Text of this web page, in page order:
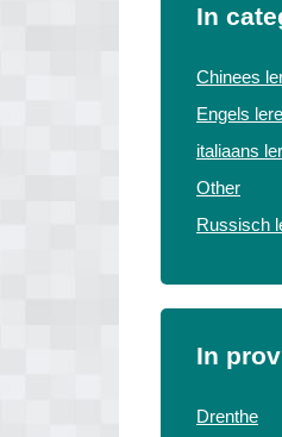
In
Chinees
Engels
italiaans
Other
Russisch
In
Drenthe